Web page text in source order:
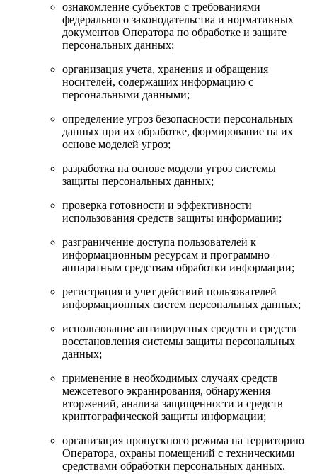
ознакомление субъектов с требованиями
федерального законодательства и нормативных
документов Оператора по обработке и защите
персональных данных;
организация учета, хранения и обращения
носителей, содержащих информацию с
персональными данными;
определение угроз безопасности персональных
данных при их обработке, формирование на их
основе моделей угроз;
разработка на основе модели угроз системы
защиты персональных данных;
проверка готовности и эффективности
использования средств защиты информации;
разграничение доступа пользователей к
информационным ресурсам и программно–
аппаратным средствам обработки информации;
регистрация и учет действий пользователей
информационных систем персональных данных;
использование антивирусных средств и средств
восстановления системы защиты персональных
данных;
применение в необходимых случаях средств
межсетевого экранирования, обнаружения
вторжений, анализа защищенности и средств
криптографической защиты информации;
организация пропускного режима на территорию
Оператора, охраны помещений с техническими
средствами обработки персональных данных.